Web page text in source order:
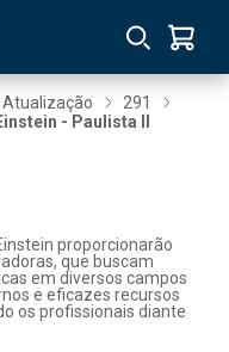
Atualização
291
- Paulista II
proporcionarão
que buscam
em diversos campos
e eficazes recursos
os profissionais diante